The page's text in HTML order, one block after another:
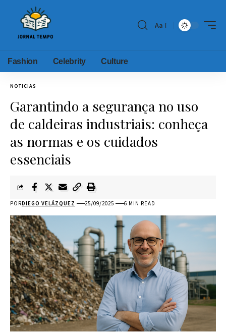
Aa
Fashion Celebrity Culture
NOTICIAS
Garantindo a segurança no uso
de caldeiras industriais: conheça
as normas e os cuidados
essenciais
PORDIEGO VELÁZQUEZ 25/09/2025 6 MIN READ